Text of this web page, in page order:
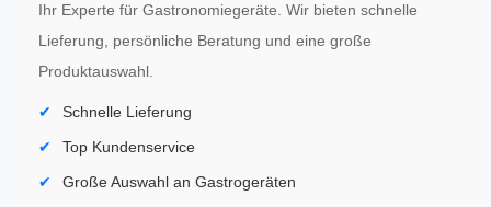
Ihr Experte für Gastronomiegeräte. Wir bieten schnelle
Lieferung, persönliche Beratung und eine große
Produktauswahl.
Schnelle Lieferung
Top Kundenservice
Große Auswahl an Gastrogeräten